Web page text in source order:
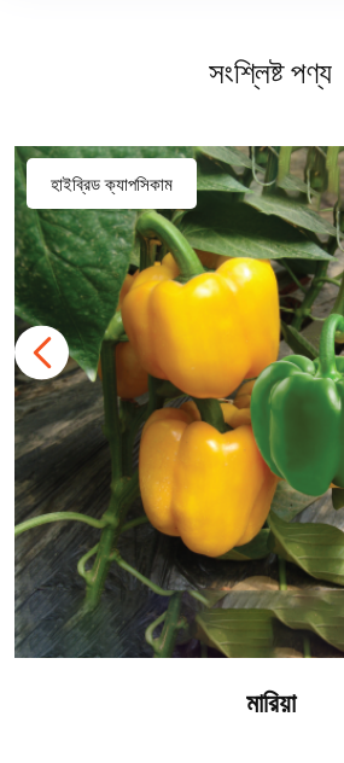
সংশ্লিষ্ট পণ্য
হাইব্রিড ক্যাপসিকাম
মারিয়া